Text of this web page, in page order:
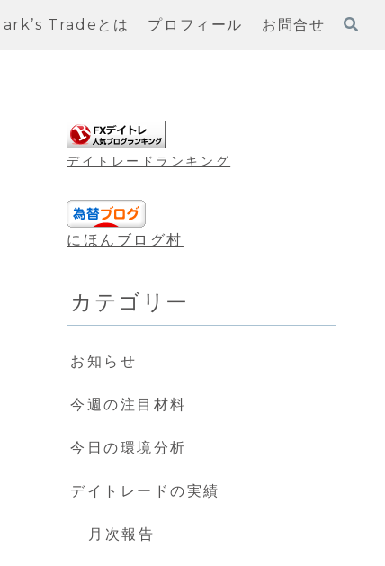
Tradeとは プロフィール お問合せ
デイトレードランキング
にほんブログ村
カテゴリー
お知らせ
今週の注目材料
今日の環境分析
デイトレードの実績
月次報告